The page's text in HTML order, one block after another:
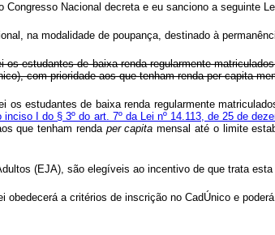
Congresso Nacional decreta e eu sanciono a seguinte
na modalidade de poupança, destinado à
estudantes de baixa renda regularmente
com prioridade aos que tenham rendaper capita
os estudantes de baixa renda regularmente
inciso I do § 3º do art. 7º da Lei nº 14.113, de 25 de
que tenham renda per capita mensal até o limite
(EJA), são elegíveis ao incentivo de que trata
obedecerá a critérios de inscrição no CadÚnico e